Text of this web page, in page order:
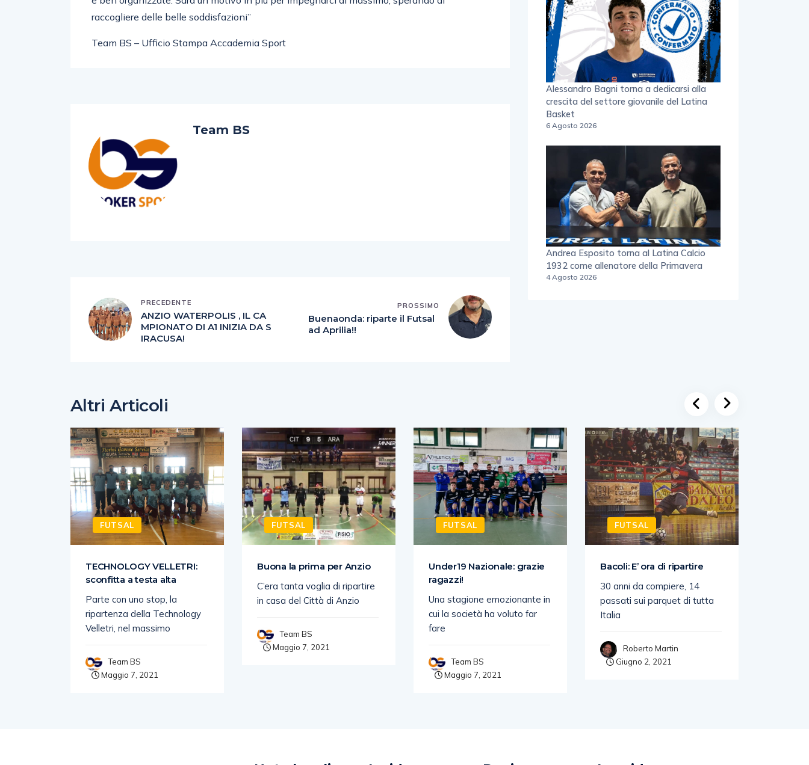
raccogliere delle belle soddisfazioni”
Team BS – Ufficio Stampa Accademia Sport
Team BS
PRECEDENTE
ANZIO WATERPOLIS , IL CA
MPIONATO DI A1 INIZIA DA S
IRACUSA!
PROSSIMO
Buenaonda: riparte il Futsal
ad Aprilia!!
Alessandro Bagni torna a dedicarsi alla
crescita del settore giovanile del Latina
Basket
6 Agosto 2026
Andrea Esposito torna al Latina Calcio
1932 come allenatore della Primavera
4 Agosto 2026
Altri Articoli
FUTSAL
TECHNOLOGY VELLETRI:
sconfitta a testa alta
Parte con uno stop, la
ripartenza della Technology
Velletri, nel massimo
Team BS
Maggio 7, 2021
FUTSAL
Buona la prima per Anzio
C’era tanta voglia di ripartire
in casa del Città di Anzio
Team BS
Maggio 7, 2021
FUTSAL
Under19 Nazionale: grazie
ragazzi!
Una stagione emozionante in
cui la società ha voluto far
fare
Team BS
Maggio 7, 2021
FUTSAL
Bacoli: E’ ora di ripartire
30 anni da compiere, 14
passati sui parquet di tutta
Italia
Roberto Martin
Giugno 2, 2021